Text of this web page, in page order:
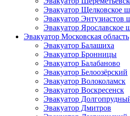
Эвакуатор Щелковское
Эвакуатор Энтузиастов
Эвакуатор Ярославское
Эвакуатор Московская область
Эвакуатор Балашиха
Эвакуатор Бронницы
Эвакуатор Балабаново
Эвакуатор Белоозёрский
Эвакуатор Волоколамск
Эвакуатор Воскресенск
Эвакуатор
Эвакуатор Дмитров